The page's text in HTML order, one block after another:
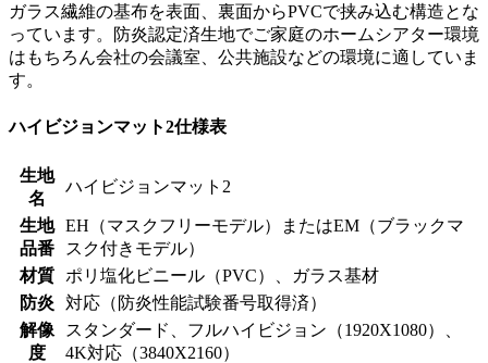
ガラス繊維の基布を表面、裏面からPVCで挟み込む構造とな
っています。防炎認定済生地でご家庭のホームシアター環境
はもちろん会社の会議室、公共施設などの環境に適していま
す。
ハイビジョンマット2仕様表
生地
名
ハイビジョンマット2
生地
品番
EH（マスクフリーモデル）またはEM（ブラックマ
スク付きモデル）
材質
ポリ塩化ビニール（PVC）、ガラス基材
防炎
対応（防炎性能試験番号取得済）
解像
度
スタンダード、フルハイビジョン（1920X1080）、
4K対応（3840X2160）